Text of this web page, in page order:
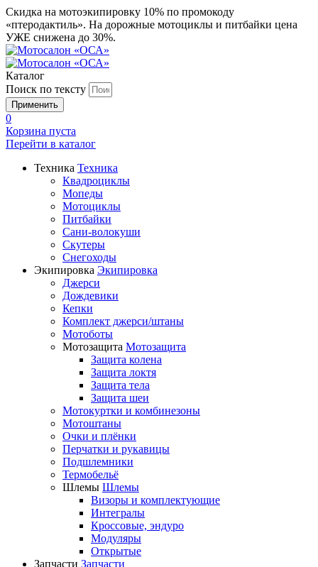
Скидка на мотоэкипировку 10% по промокоду
«птеродактиль». На дорожные мотоциклы и питбайки цена
УЖЕ снижена до 30%.
Каталог
Поиск по тексту
0
Корзина пуста
Перейти в каталог
Техника Техника
Квадроциклы
Мопеды
Мотоциклы
Питбайки
Сани-волокуши
Скутеры
Снегоходы
Экипировка Экипировка
Джерси
Дождевики
Кепки
Комплект джерси/штаны
Мотоботы
Мотозащита Мотозащита
Защита колена
Защита локтя
Защита тела
Защита шеи
Мотокуртки и комбинезоны
Мотоштаны
Очки и плёнки
Перчатки и рукавицы
Подшлемники
Термобельё
Шлемы Шлемы
Визоры и комплектующие
Интегралы
Кроссовые, эндуро
Модуляры
Открытые
Запчасти Запчасти